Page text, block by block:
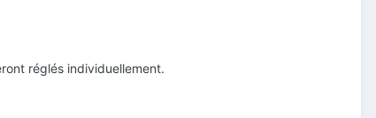
réglés individuellement.